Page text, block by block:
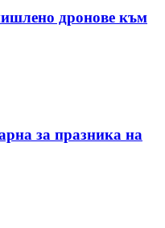
дронове към
за празника на